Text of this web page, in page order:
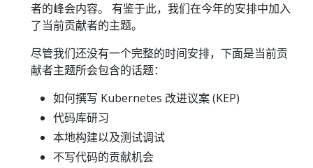
者的峰会内容。 有鉴于此，我们在今年的安排中加入
了当前贡献者的主题。
尽管我们还没有一个完整的时间安排，下面是当前贡
献者主题所会包含的话题：
如何撰写 Kubernetes 改进议案 (KEP)
代码库研习
本地构建以及测试调试
不写代码的贡献机会